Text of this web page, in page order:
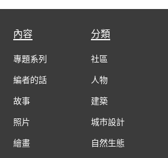
內容
專題系列
編者的話
故事
照片
繪畫
分類
社區
人物
建築
城市設計
自然生態